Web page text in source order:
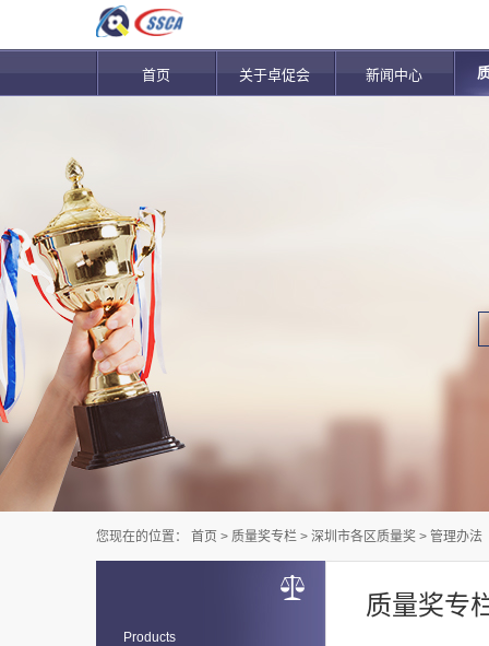
首页 关于卓促会 新闻中心
Products
质量奖专
您现在的位置： 首页 > 质量奖专栏 > 深圳市各区质量奖 > 管理办法